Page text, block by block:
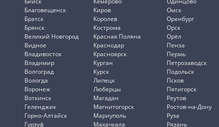
Благовещенск
Братск
Брянск
Великий Новгород
Видное
Владивосток
Владимир
Волгоград
Вологда
Воронеж
Воткинск
Геленджик
Горно-Алтайск
Гурзуф
Киров
Королев
Кострома
Красная Поляна
Краснодар
Красноярск
Курган
Курск
Липецк
Люберцы
Магадан
Магнитогорск
Мариуполь
Махачкала
Омск
Оренбург
Орск
Орёл
Пенза
Пермь
Петрозаводск
Подольск
Псков
Пятигорск
Реутов
Ростов-на-Дону
Руза
Рязань